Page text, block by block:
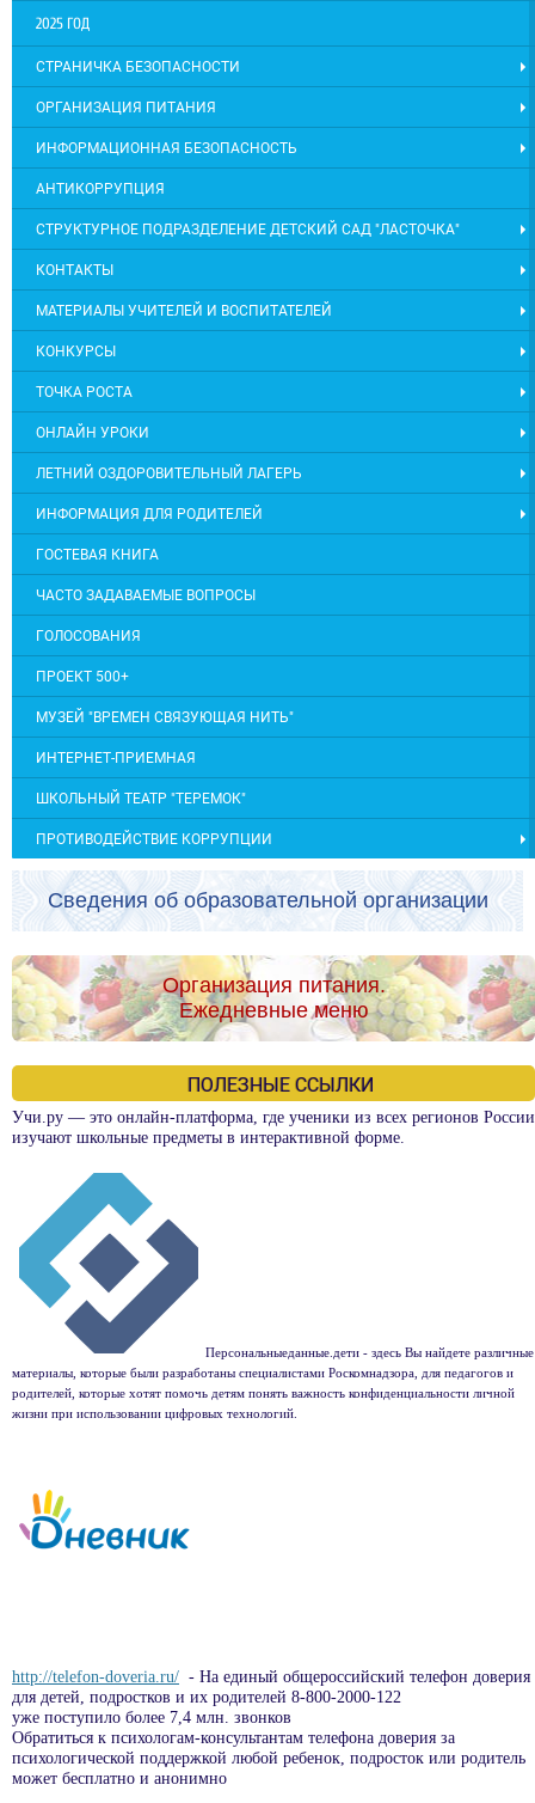
2025 ГОД
СТРАНИЧКА БЕЗОПАСНОСТИ
ОРГАНИЗАЦИЯ ПИТАНИЯ
ИНФОРМАЦИОННАЯ БЕЗОПАСНОСТЬ
АНТИКОРРУПЦИЯ
СТРУКТУРНОЕ ПОДРАЗДЕЛЕНИЕ ДЕТСКИЙ САД "ЛАСТОЧКА"
КОНТАКТЫ
МАТЕРИАЛЫ УЧИТЕЛЕЙ И ВОСПИТАТЕЛЕЙ
КОНКУРСЫ
ТОЧКА РОСТА
ОНЛАЙН УРОКИ
ЛЕТНИЙ ОЗДОРОВИТЕЛЬНЫЙ ЛАГЕРЬ
ИНФОРМАЦИЯ ДЛЯ РОДИТЕЛЕЙ
ГОСТЕВАЯ КНИГА
ЧАСТО ЗАДАВАЕМЫЕ ВОПРОСЫ
ГОЛОСОВАНИЯ
ПРОЕКТ 500+
МУЗЕЙ "ВРЕМЕН СВЯЗУЮЩАЯ НИТЬ"
ИНТЕРНЕТ-ПРИЕМНАЯ
ШКОЛЬНЫЙ ТЕАТР "ТЕРЕМОК"
ПРОТИВОДЕЙСТВИЕ КОРРУПЦИИ
Сведения об образовательной организации
Организация питания.
Ежедневные меню
ПОЛЕЗНЫЕ ССЫЛКИ
Учи.ру — это онлайн-платформа, где ученики из всех регионов России
изучают школьные предметы в интерактивной форме.
Персональныеданные.дети - здесь Вы найдете различные
материалы, которые были разработаны специалистами Роскомнадзора, для педагогов и
родителей, которые хотят помочь детям понять важность конфиденциальности личной
жизни при использовании цифровых технологий.
http://telefon-doveria.ru/ - На единый общероссийский телефон доверия
для детей, подростков и их родителей 8-800-2000-122
уже поступило более 7,4 млн. звонков
Обратиться к психологам-консультантам телефона доверия за
психологической поддержкой любой ребенок, подросток или родитель
может бесплатно и анонимно